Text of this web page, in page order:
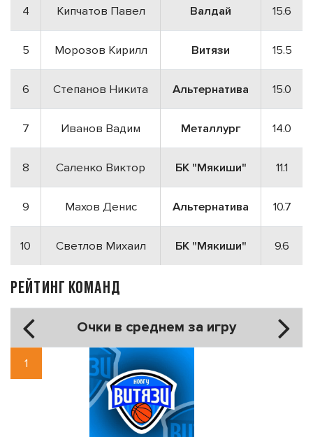
4 Кипчатов Павел Валдай 15.6
5 Морозов Кирилл Витязи 15.5
6 Степанов Никита Альтернатива 15.0
7 Иванов Вадим Металлург 14.0
8 Саленко Виктор БК "Мякиши" 11.1
9 Махов Денис Альтернатива 10.7
10 Светлов Михаил БК "Мякиши" 9.6
РЕЙТИНГ КОМАНД
Очки в среднем за игру
1